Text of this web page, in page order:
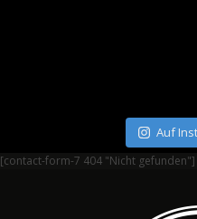
Auf
[contact-form-7 404 "Nicht gefunden"]